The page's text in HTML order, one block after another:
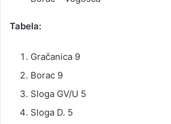
Tabela:
Gračanica 9
Borac 9
Sloga GV/U 5
Sloga D. 5